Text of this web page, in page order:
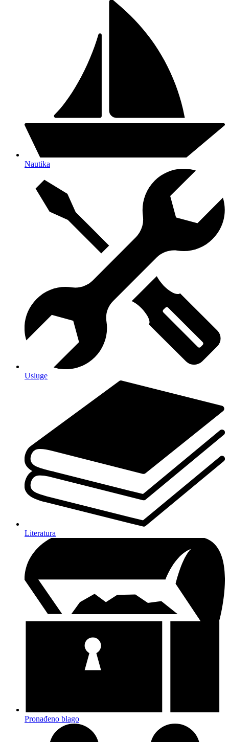
Nautika
Usluge
Literatura
Pronađeno blago